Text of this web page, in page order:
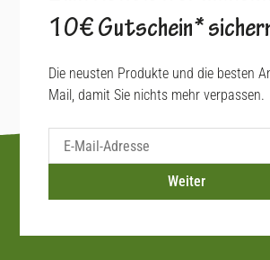
10€ Gutschein*
Die neusten Produkte und die besten
Mail, damit Sie nichts mehr verpassen.
Weiter